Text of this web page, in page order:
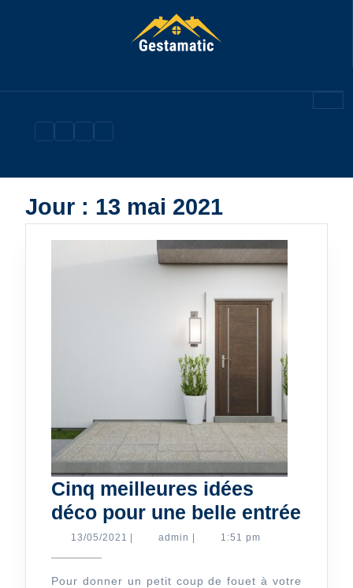
Jour : 13 mai 2021
Cinq meilleures idées
déco pour une belle entrée
13/05/2021 13/05/2021
| admin admin
| 1:51 pm
Pour donner un petit coup de fouet à votre